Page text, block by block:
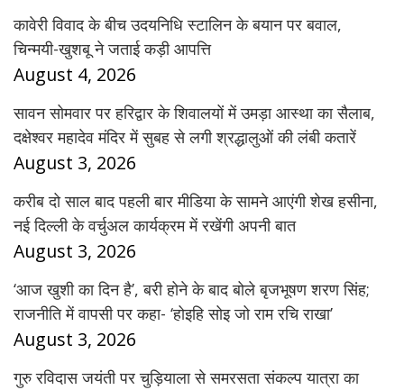
कावेरी विवाद के बीच उदयनिधि स्टालिन के बयान पर बवाल,
चिन्मयी-खुशबू ने जताई कड़ी आपत्ति
August 4, 2026
सावन सोमवार पर हरिद्वार के शिवालयों में उमड़ा आस्था का सैलाब,
दक्षेश्वर महादेव मंदिर में सुबह से लगी श्रद्धालुओं की लंबी कतारें
August 3, 2026
करीब दो साल बाद पहली बार मीडिया के सामने आएंगी शेख हसीना,
नई दिल्ली के वर्चुअल कार्यक्रम में रखेंगी अपनी बात
August 3, 2026
‘आज खुशी का दिन है’, बरी होने के बाद बोले बृजभूषण शरण सिंह;
राजनीति में वापसी पर कहा- ‘होइहि सोइ जो राम रचि राखा’
August 3, 2026
गुरु रविदास जयंती पर चुड़ियाला से समरसता संकल्प यात्रा का